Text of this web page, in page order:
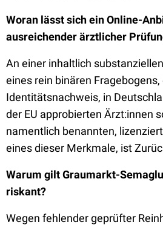
Woran lässt sich ein Online-
ausreichender ärztlicher
An einer inhaltlich
eines rein binären
Identitätsnachweis, in
der EU approbierten Ärzt:innen
namentlich benannten,
eines dieser Merkmale, ist
Warum gilt Graumarkt-
riskant?
Wegen fehlender geprüfter